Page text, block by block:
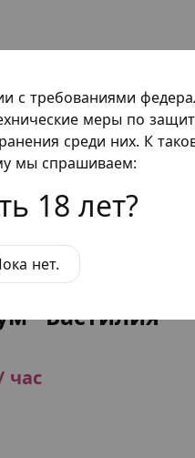
с требованиями
меры по
среди них. К
мы спрашиваем:
18 лет?
нет.
"Готика-2"
час
"Бастилия"
час